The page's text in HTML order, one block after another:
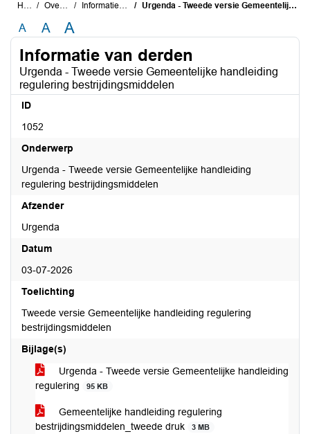
Home Overzichten Informatie van derden Urgenda - Tweede versie Gemeentelijke handleiding regulering bestrijdingsmiddelen
A A A
Informatie van derden
Urgenda - Tweede versie Gemeentelijke handleiding
regulering bestrijdingsmiddelen
ID
1052
Onderwerp
Urgenda - Tweede versie Gemeentelijke handleiding
regulering bestrijdingsmiddelen
Afzender
Urgenda
Datum
03-07-2026
Toelichting
Tweede versie Gemeentelijke handleiding regulering
bestrijdingsmiddelen
Bijlage(s)
Urgenda - Tweede versie Gemeentelijke handleiding
regulering
95 KB
Gemeentelijke handleiding regulering
bestrijdingsmiddelen_tweede druk
3 MB